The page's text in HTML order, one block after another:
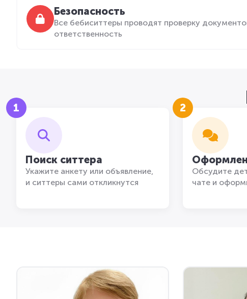
Безопасность
Все бебиситтеры проводят проверку
ответственность
1
Поиск ситтера
Укажите анкету или объявление,
и ситтеры сами откликнутся
2
Обсудите
чате и